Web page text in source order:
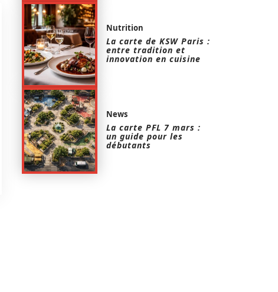
Nutrition
La carte de KSW Paris :
entre tradition et
innovation en cuisine
News
La carte PFL 7 mars :
un guide pour les
débutants